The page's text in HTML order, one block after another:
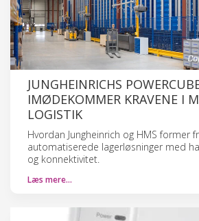
JUNGHEINRICHS
IMØDEKOMMER KRAVENE I
LOGISTIK
Hvordan Jungheinrich og HMS former
automatiserede lagerløsninger med
og konnektivitet.
Læs mere…